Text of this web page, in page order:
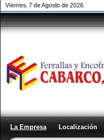
Viernes, 7 de Agosto de 2026
La Empresa Localización